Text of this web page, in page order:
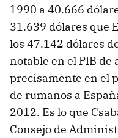
1990 a 40.666
31.639 dólares que
los 47.142 dólares
notable en el PIB de
precisamente en el
de rumanos a
2012. Es lo que
Consejo de